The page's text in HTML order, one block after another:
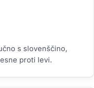
s slovenščino,
proti levi.